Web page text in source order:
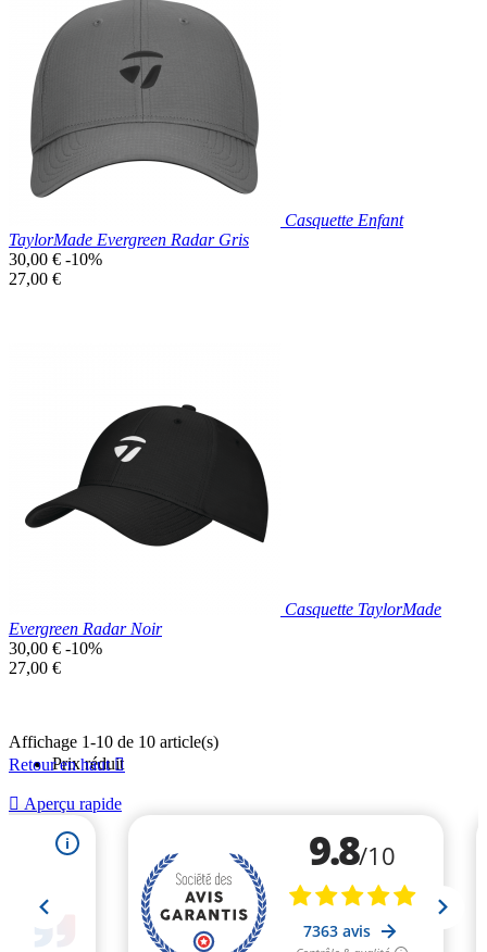
Aperçu rapide
Blanc
Casquette Enfant
TaylorMade Evergreen Radar Gris
Prix
de
30,00 € -10%
Prix
27,00 €
Aperçu rapide
Casquette TaylorMade
Evergreen Radar Noir
Prix
de
30,00 € -10%
Prix
27,00 €
Prix réduit
 Aperçu rapide
Affichage 1-10 de 10 article(s)
Retour en haut